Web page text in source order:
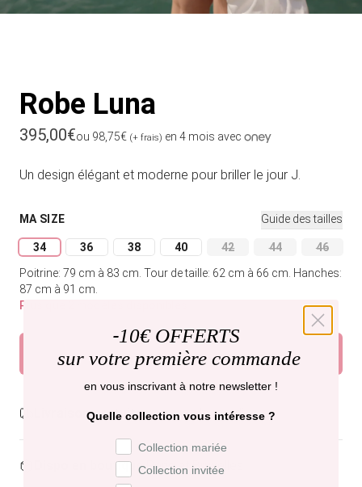
Robe Luna
Prix habituel
395,00€ou 98,75€ (+ frais) en 4 mois avec
Un design élégant et moderne pour briller le jour J.
MA SIZE Guide des tailles
34
Variante épuisée ou indisponible
36
Variante épuisée ou indisponible
38
Variante épuisée ou indisponible
40
Variante épuisée ou indisponible
42
Variante épuisée ou
44
Variante
46
Poitrine: 79 cm à 83 cm. Tour de taille: 62 cm à 66 cm. Hanches:
87 cm à 91 cm.
Plus que 2 modèles disponibles
Ajouter au panier
Livraison gratuite,recevez-la mardi .
Dispo en boutique Paris et Bruxelles
-10€ OFFERTS
sur votre première commande
en vous inscrivant à notre newsletter !
Quelle collection vous intéresse ?
Préférence de collection
Collection mariée
Collection invitée